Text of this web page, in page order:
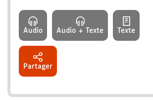
Audio Audio + Texte Texte
Partager